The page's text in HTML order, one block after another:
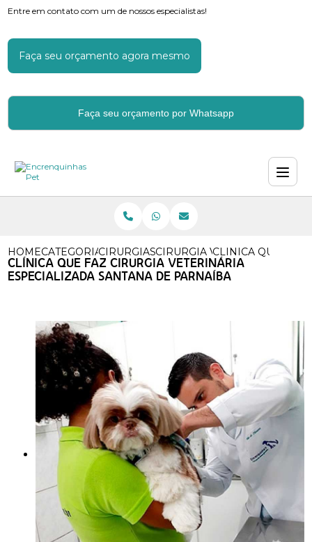
Entre em contato com um de nossos especialistas!
Faça seu orçamento agora mesmo
Faça seu orçamento por Whatsapp
HOMECATEGORIASCIRURGIAS VETERINARIAS
CIRURGIA VETERINARIA
CLINICA QUE FAZ
CLÍNICA QUE FAZ CIRURGIA VETERINÁRIA
ESPECIALIZADA SANTANA DE PARNAÍBA